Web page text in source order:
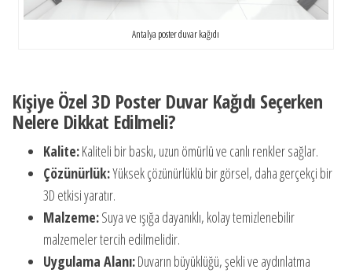
Antalya poster duvar kağıdı
Kişiye Özel 3D Poster Duvar Kağıdı Seçerken
Nelere Dikkat Edilmeli?
Kalite:Kaliteli bir baskı, uzun ömürlü ve canlı renkler sağlar.
Çözünürlük:Yüksek çözünürlüklü bir görsel, daha gerçekçi bir
3D etkisi yaratır.
Malzeme:Suya ve ışığa dayanıklı, kolay temizlenebilir
malzemeler tercih edilmelidir.
Uygulama Alanı:Duvarın büyüklüğü, şekli ve aydınlatma